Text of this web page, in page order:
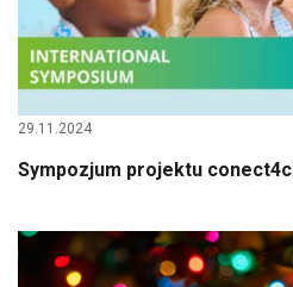
29.11.2024
Sympozjum projektu